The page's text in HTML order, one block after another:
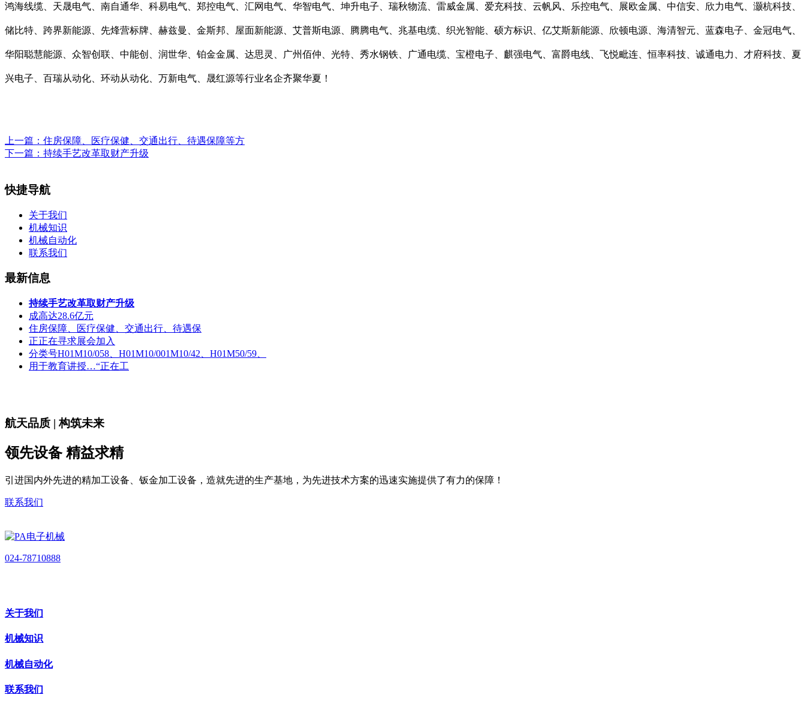
鸿海线缆、天晟电气、南自通华、科易电气、郑控电气、汇网电气、华智电气、坤升电子、瑞秋物流、雷威金属、爱充科技、云帆风、乐控电气、展欧金属、中信安、欣力电气、灏杭科技、
储比特、跨界新能源、先烽营标牌、赫兹曼、金斯邦、屋面新能源、艾普斯电源、腾腾电气、兆基电缆、织光智能、硕方标识、亿艾斯新能源、欣顿电源、海清智元、蓝森电子、金冠电气、
华阳聪慧能源、众智创联、中能创、润世华、铂金金属、达思灵、广州佰仲、光特、秀水钢铁、广通电缆、宝橙电子、麒强电气、富爵电线、飞悦毗连、恒率科技、诚通电力、才府科技、夏
兴电子、百瑞从动化、环动从动化、万新电气、晟红源等行业名企齐聚华夏！
上一篇： 住房保障、医疗保健、交通出行、待遇保障等方
下一篇： 持续手艺改革取财产升级
快捷导航
关于我们
机械知识
机械自动化
联系我们
最新信息
持续手艺改革取财产升级
成高达28.6亿元
住房保障、医疗保健、交通出行、待遇保
正正在寻求展会加入
分类号H01M10/058、H01M10/001M10/42、H01M50/59、
用于教育讲授…“正在工
航天品质 | 构筑未来
领先设备 精益求精
引进国内外先进的精加工设备、钣金加工设备，造就先进的生产基地，为先进技术方案的迅速实施提供了有力的保障！
联系我们
024-78710888
关于我们
机械知识
机械自动化
联系我们